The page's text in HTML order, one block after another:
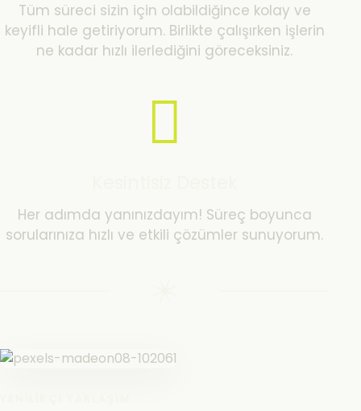
Tüm süreci sizin için olabildiğince kolay ve
keyifli hale getiriyorum. Birlikte çalışırken işlerin
ne kadar hızlı ilerlediğini göreceksiniz.
Her adımda yanınızdayım! Süreç boyunca
sorularınıza hızlı ve etkili çözümler sunuyorum.